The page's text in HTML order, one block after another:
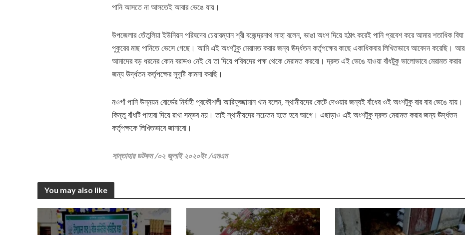
পানি আসতে না আসতেই আবার ভেঙে যায়।
উপজেলার তেঁতুলিয়া ইউনিয়ন পরিষদের চেয়ারম্যান শ্রী বজেন্দ্রনাথ সাহা বলেন, ভাঙা অংশ দিয়ে হঠাৎ করেই পানি প্রবেশ করে আমার শতাধিক বিঘা
পুকুরের মাছ পানিতে ভেসে গেছে। আমি এই অংশটুকু মেরামত করার জন্য ঊর্দ্ধতন কর্তৃপক্ষের কাছে একাধিকবার লিখিতভাবে আবেদন করেছি। আর
আমাদের বড় ধরনের কোন বরাদ্দও নেই যে তা দিয়ে পরিষদের পক্ষ থেকে মেরামত করবো। দ্রুত এই ভেঙে যাওয়া বাঁধটুকু ভালোভাবে মেরামত করার
জন্য ঊর্দ্ধতন কর্তৃপক্ষের সুদৃষ্টি কামনা করছি।
নওগাঁ পানি উন্নয়ন বোর্ডের নির্বাহী প্রকৌশলী আরিফুজ্জামান খান বলেন, স্থানীয়দের কেটে দেওয়ার জন্যই বাঁধের ওই অংশটুকু বার বার ভেঙে যায়।
কিন্তু বাঁধটি পাহারা দিয়ে রাখা সম্ভব নয়। তাই স্থানীয়দের সচেতন হতে হবে আগে। এছাড়াও এই অংশটুকু দ্রুত মেরামত করার জন্য ঊর্দ্ধতন
কর্তৃপক্ষকে লিখিতভাবে জানাবো।
সান্তাহার ডটকম /০২ জুলাই ২০২০ইং /এমএম
You may also like